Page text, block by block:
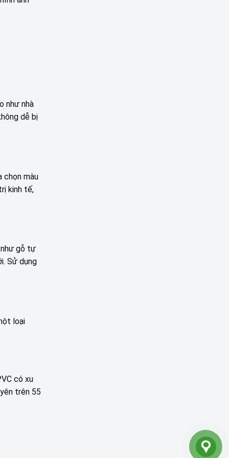
như nhà
dễ bị
chọn màu
kinh tế,
như gỗ tự
Sử dụng
loại
có xu
trên 55